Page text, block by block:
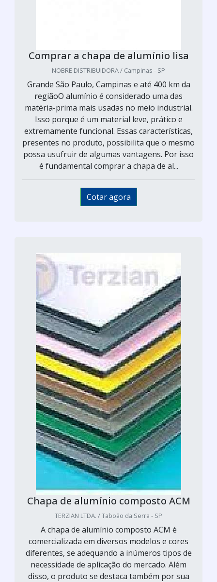
Comprar a chapa de alumínio lisa
NOBRE DISTRIBUIDORA / Campinas - SP
Grande São Paulo, Campinas e até 400 km da
regiãoO alumínio é considerado uma das
matéria-prima mais usadas no meio industrial.
Isso porque é um material leve, prático e
extremamente funcional. Essas características,
presentes no produto, possibilita que o mesmo
possa usufruir de algumas vantagens. Por isso
é fundamental comprar a chapa de al...
Cotar agora
Chapa de alumínio composto ACM
TERZIAN LTDA. / Taboão da Serra - SP
A chapa de alumínio composto ACM é
comercializada em diversos modelos e cores
diferentes, se adequando a inúmeros tipos de
necessidade de aplicação do mercado. Além
disso, o produto se destaca também por sua